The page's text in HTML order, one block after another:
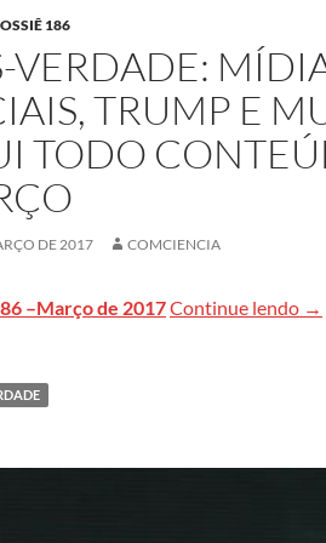
186
VERDADE:
TRUMP E
TODO
DE 2017 COMCIENCIA
–Março de 2017Continue lendo →